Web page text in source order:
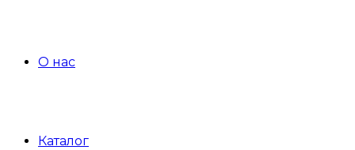
О нас
Каталог